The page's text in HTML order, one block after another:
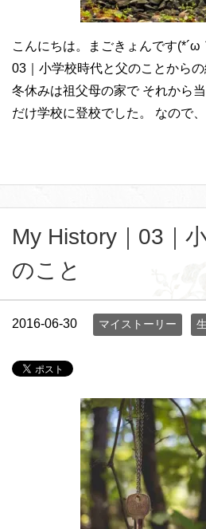
こんにちは。まごきょんです(*´ω
03｜小学校時代と父のことから
冬休みは祖父母の家で それから
だけ学校に登校でした。 なので
My History｜03｜
のこと
2016-06-30 マイストーリー